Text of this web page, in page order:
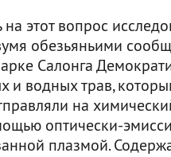
на этот вопрос
обезьяньими
Салонга
и водных трав,
на
оптически-
плазмой.